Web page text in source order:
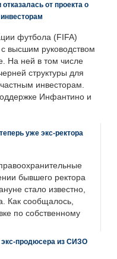
от проекта о
футбола (FIFA)
высшим руководством
На ней в том числе
структуры для
инвесторам.
Инфантино и
уже экс-ректора
бывшего ректора
стало известно,
Как сообщалось,
по собственному
экс-продюсера из СИЗО